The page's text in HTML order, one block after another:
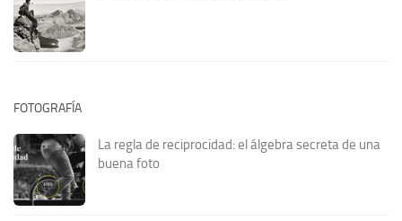
FOTOGRAFÍA
La regla de reciprocidad: el álgebra secreta de una
buena foto